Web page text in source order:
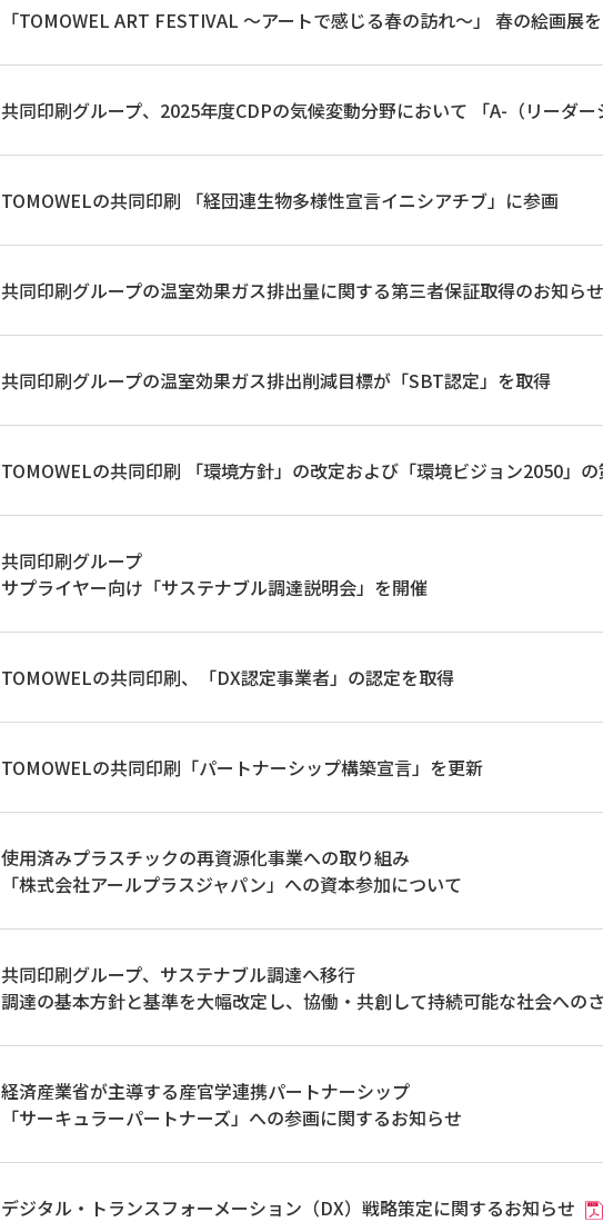
「TOMOWEL ART FESTIVAL ～アートで感じる春の訪れ～」 春の絵画展
共同印刷グループ、2025年度CDPの気候変動分野において 「A-（リーダ
TOMOWELの共同印刷 「経団連生物多様性宣言イニシアチブ」に参画
共同印刷グループの温室効果ガス排出量に関する第三者保証取得のお知らせ
共同印刷グループの温室効果ガス排出削減目標が「SBT認定」を取得
TOMOWELの共同印刷 「環境方針」の改定および「環境ビジョン2050」
共同印刷グループ
サプライヤー向け「サステナブル調達説明会」を開催
TOMOWELの共同印刷、「DX認定事業者」の認定を取得
TOMOWELの共同印刷「パートナーシップ構築宣言」を更新
使用済みプラスチックの再資源化事業への取り組み
「株式会社アールプラスジャパン」への資本参加について
共同印刷グループ、サステナブル調達へ移行
調達の基本方針と基準を大幅改定し、協働・共創して持続可能な社会への
経済産業省が主導する産官学連携パートナーシップ
「サーキュラーパートナーズ」への参画に関するお知らせ
デジタル・トランスフォーメーション（DX）戦略策定に関するお知らせ